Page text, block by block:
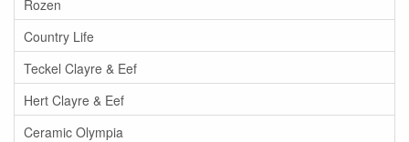
Rozen
Country Life
Teckel Clayre & Eef
Hert Clayre & Eef
Ceramic Olympia